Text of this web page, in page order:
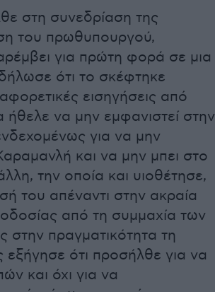
στη συνεδρίαση της
του πρωθυπουργού,
για πρώτη φορά σε μια
ότι το σκέφτηκε
εισηγήσεις από
ήθελε να μην εμφανιστεί στην
για να μην
και να μην μπει στο
την οποία και υιοθέτησε,
του απέναντι στην ακραία
από τη συμμαχία των
στην πραγματικότητα τη
ότι προσήλθε για να
και όχι για να